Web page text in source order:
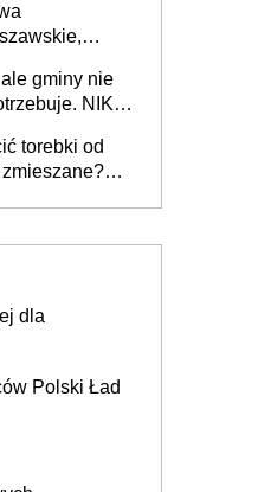
gminy nie
NIK
torebki od
dla
Polski Ład